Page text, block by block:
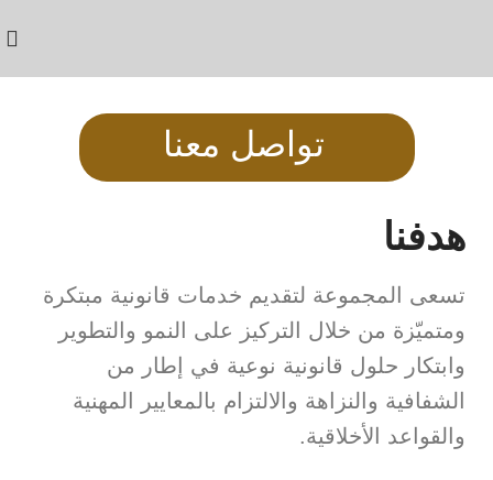
تواصل معنا
هدفنا
تسعى المجموعة لتقديم خدمات قانونية مبتكرة
ومتميّزة من خلال التركيز على النمو والتطوير
وابتكار حلول قانونية نوعية في إطار من
الشفافية والنزاهة والالتزام بالمعايير المهنية
والقواعد الأخلاقية.